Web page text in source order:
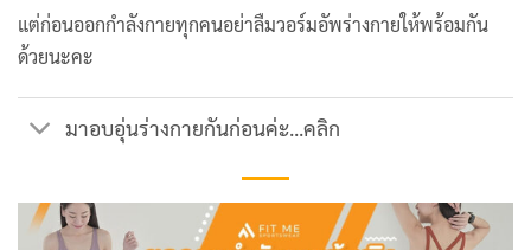
แต่ก่อนออกกำลังกายทุกคนอย่าลืมวอร์มอัพร่างกายให้พร้อมกัน
ด้วยนะคะ
มาอบอุ่นร่างกายกันก่อนค่ะ...คลิก